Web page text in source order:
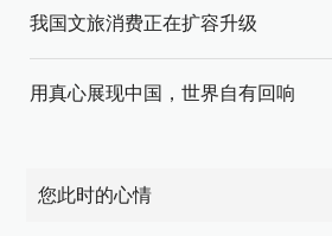
我国文旅消费正在扩容升级
用真心展现中国，世界自有回响
您此时的心情